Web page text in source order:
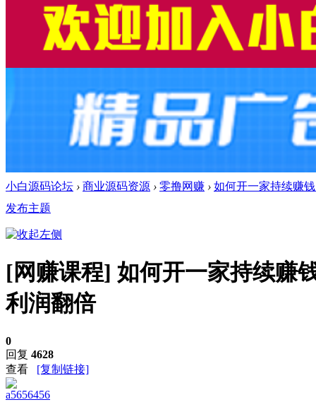
小白源码论坛 › 商业源码资源 › 零撸网赚 › 如何开一家持续赚
发布主题
[网赚课程] 如何开一家持续赚
利润翻倍
0
回复 4628
查看
[复制链接]
a5656456